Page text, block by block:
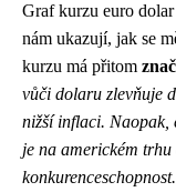
Graf kurzu euro
nám ukazují, jak se
kurzu má přitom
vůči dolaru zlevňuje
nižší inflaci. Naopak,
je na americkém
konkurenceschopnost.